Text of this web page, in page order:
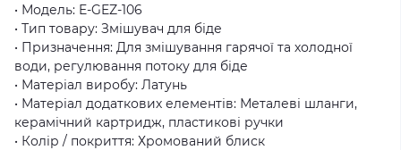
• Модель: E-GEZ-106
• Тип товару: Змішувач для біде
• Призначення: Для змішування гарячої та холодної
води, регулювання потоку для біде
• Матеріал виробу: Латунь
• Матеріал додаткових елементів: Металеві шланги,
керамічний картридж, пластикові ручки
• Колір / покриття: Хромований блиск